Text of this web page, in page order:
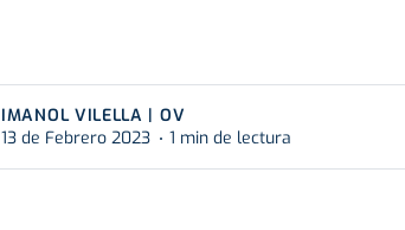
IMANOL VILELLA | OV
13 de Febrero 2023
1 min de lectura